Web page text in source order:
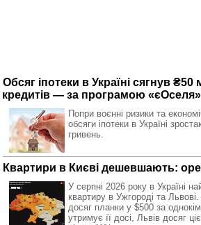
Обсяг іпотеки в Україні сягнув
кредитів — за програмою «єОселя»
Попри воєнні ризики та
обсяги іпотеки в Україні
гривень.
Квартири в Києві дешевшають:
У серпні 2026 року в Україні
квартиру в Ужгороді та
досяг планки у $500 за
утримує її досі, Львів досяг